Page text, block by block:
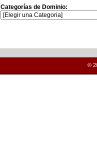
Categorías de Dominio:
©